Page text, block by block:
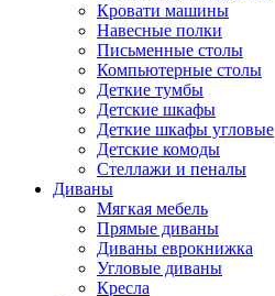
Кровати машины
Навесные полки
Письменные столы
Компьютерные столы
Деткие тумбы
Детские шкафы
Деткие шкафы угловые
Детские комоды
Стеллажи и пеналы
Диваны
Мягкая мебель
Прямые диваны
Диваны еврокнижка
Угловые диваны
Кресла